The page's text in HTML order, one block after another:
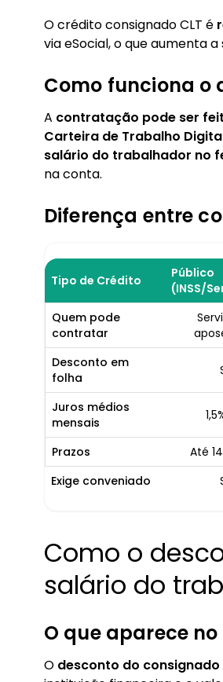
O crédito consignado CLT é
via eSocial, o que aumenta
Como funciona o
A contratação pode ser
Carteira de Trabalho
salário do trabalhador no
na conta.
Diferença entre
Tipo de Crédito
Público
(INSS/
Quem pode
contratar
Desconto em
folha
Juros médios
mensais
Prazos Até
Exige conveniado
Como o
salário do
O que aparece
O desconto do